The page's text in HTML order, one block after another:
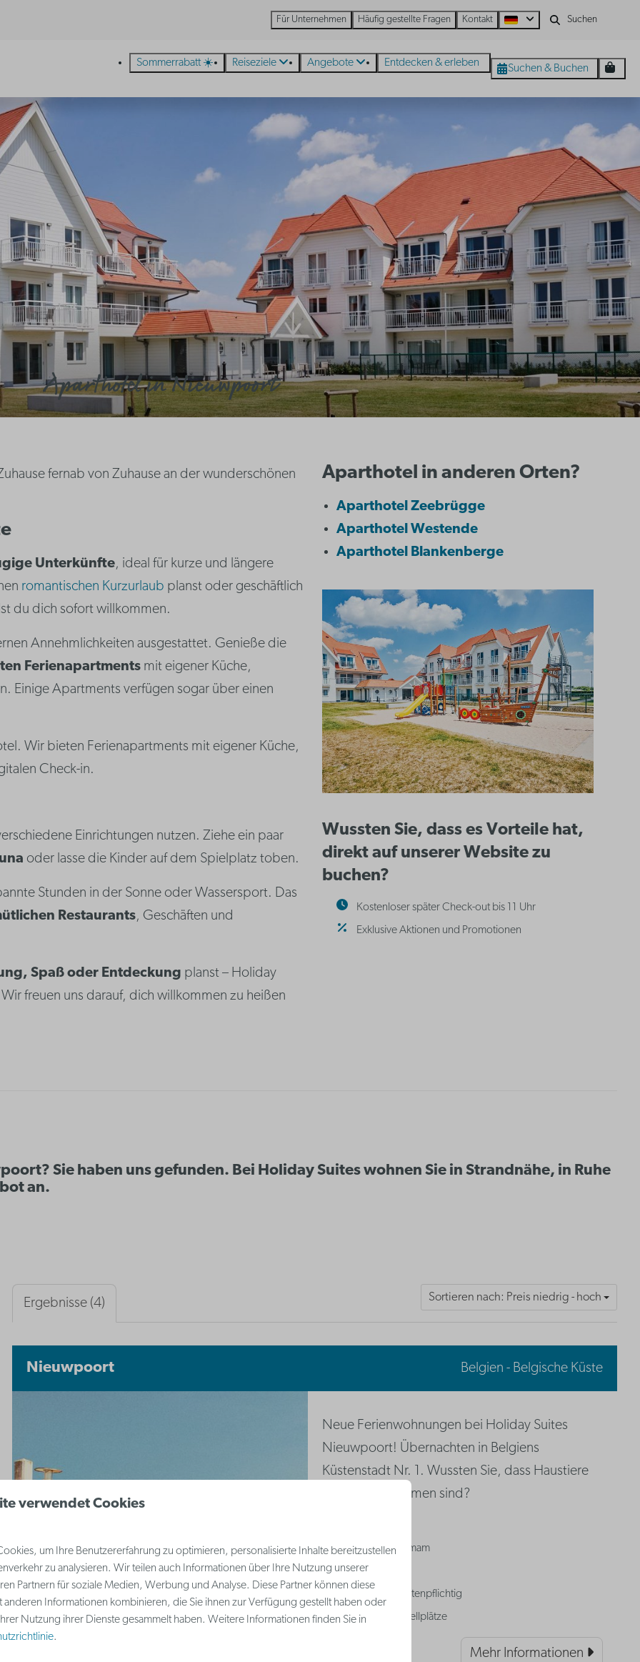
Für Unternehmen Häufig gestellte Fragen Kontakt
Sommerrabatt ☀️ Reiseziele Angebote Entdecken & erleben Suchen & Buchen
Aparthotel in Nieuwpoort
fernab von Zuhause an der wunderschönen
Unterkünfte, ideal für kurze und längere
romantischen Kurzurlaub planst oder geschäftlich
du dich sofort willkommen.
Annehmlichkeiten ausgestattet. Genieße die
Ferienapartments mit eigener Küche,
Einige Apartments verfügen sogar über einen
Wir bieten Ferienapartments mit eigener Küche,
Check-in.
Einrichtungen nutzen. Ziehe ein paar
oder lasse die Kinder auf dem Spielplatz toben.
Stunden in der Sonne oder Wassersport. Das
Restaurants, Geschäften und
Spaß oder Entdeckung planst – Holiday
freuen uns darauf, dich willkommen zu heißen
Aparthotel in anderen Orten?
Aparthotel Zeebrügge
Aparthotel Westende
Aparthotel Blankenberge
Wussten Sie, dass es Vorteile hat,
direkt auf unserer Website zu
buchen?
Kostenloser später Check-out bis 11 Uhr
Exklusive Aktionen und Promotionen
Sie haben uns gefunden. Bei Holiday Suites wohnen Sie in Strandnähe, in Ruhe
an.
Sortieren nach: Preis niedrig - hoch
Ergebnisse (4)
Nieuwpoort Belgien - Belgische Küste
Neue Ferienwohnungen bei Holiday Suites
Nieuwpoort! Übernachten in Belgiens
Küstenstadt Nr. 1. Wussten Sie, dass Haustiere
bei uns willkommen sind?
Sauna & Hamam
Spielplatz
Parken | Kostenpflichtig
Fahrradabstellplätze
Mehr Informationen
verwendet Cookies
um Ihre Benutzererfahrung zu optimieren, personalisierte Inhalte bereitzustellen
zu analysieren. Wir teilen auch Informationen über Ihre Nutzung unserer
Partnern für soziale Medien, Werbung und Analyse. Diese Partner können diese
anderen Informationen kombinieren, die Sie ihnen zur Verfügung gestellt haben oder
Nutzung ihrer Dienste gesammelt haben. Weitere Informationen finden Sie in
.